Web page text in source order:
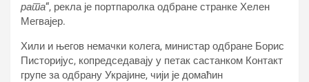
рата“, рекла је портпаролка одбране странке Хелен
Мегвајер.
Хили и његов немачки колега, министар одбране Борис
Писторијус, копредседавају у петак састанком Контакт
групе за одбрану Украјине, чији је домаћин